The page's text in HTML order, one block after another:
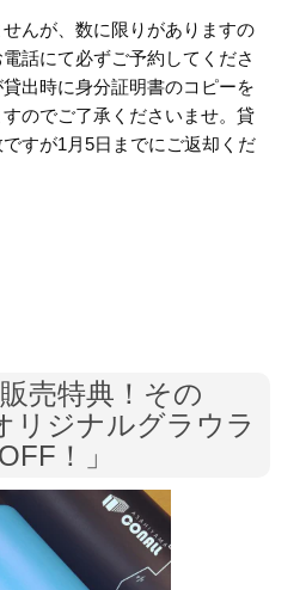
んが、数に限りがありますの
話にて必ずご予約してくださ
出時に身分証明書のコピーを
のでご了承くださいませ。貸
すが1月5日までにご返却くだ
売特典！その
リジナルグラウラ
！」